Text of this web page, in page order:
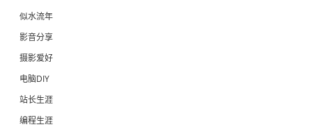
似水流年
影音分享
摄影爱好
电脑DIY
站长生涯
编程生涯